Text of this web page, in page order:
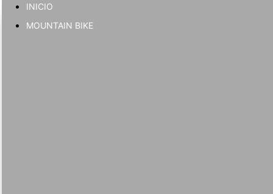
INICIO
MOUNTAIN BIKE